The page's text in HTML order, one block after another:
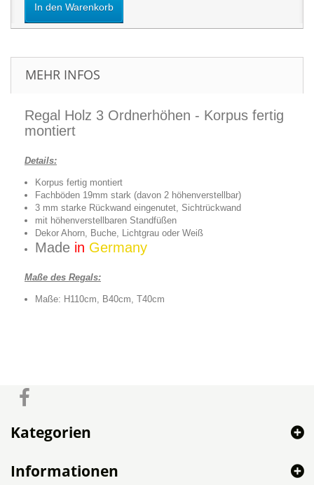
In den Warenkorb
MEHR INFOS
Regal Holz 3 Ordnerhöhen - Korpus fertig
montiert
Details:
Korpus fertig montiert
Fachböden 19mm stark (davon 2 höhenverstellbar)
3 mm starke Rückwand eingenutet, Sichtrückwand
mit höhenverstellbaren Standfüßen
Dekor Ahorn, Buche, Lichtgrau oder Weiß
Made in Germany
Maße des Regals:
Maße: H110cm, B40cm, T40cm
Kategorien
Informationen